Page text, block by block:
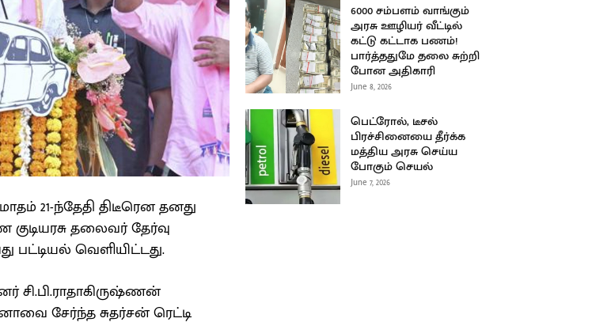
21-ந்தேதி திடீரென தனது
தலைவர் தேர்வு
வெளியிட்டது.
சி.பி.ராதாகிருஷ்ணன்
சேர்ந்த சுதர்சன் ரெட்டி
6000 சம்பளம் வாங்கும்
அரசு ஊழியர் வீட்டில்
கட்டு கட்டாக பணம்!
பார்த்ததுமே தலை சுற்றி
போன அதிகாரி
June 8, 2026
பெட்ரோல், டீசல்
பிரச்சினையை தீர்க்க
மத்திய அரசு செய்ய
போகும் செயல்
June 7, 2026